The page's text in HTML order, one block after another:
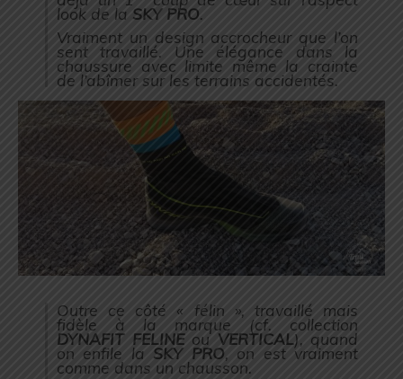
look de la SKY PRO.
Vraiment un design accrocheur que l’on
sent travaillé. Une élégance dans la
chaussure avec limite même la crainte
de l’abîmer sur les terrains accidentés.
Outre ce côté « félin », travaillé mais
fidèle à la marque (cf. collection
DYNAFIT FELINEou VERTICAL), quand
on enfile la SKY PRO, on est vraiment
comme dans un chausson.